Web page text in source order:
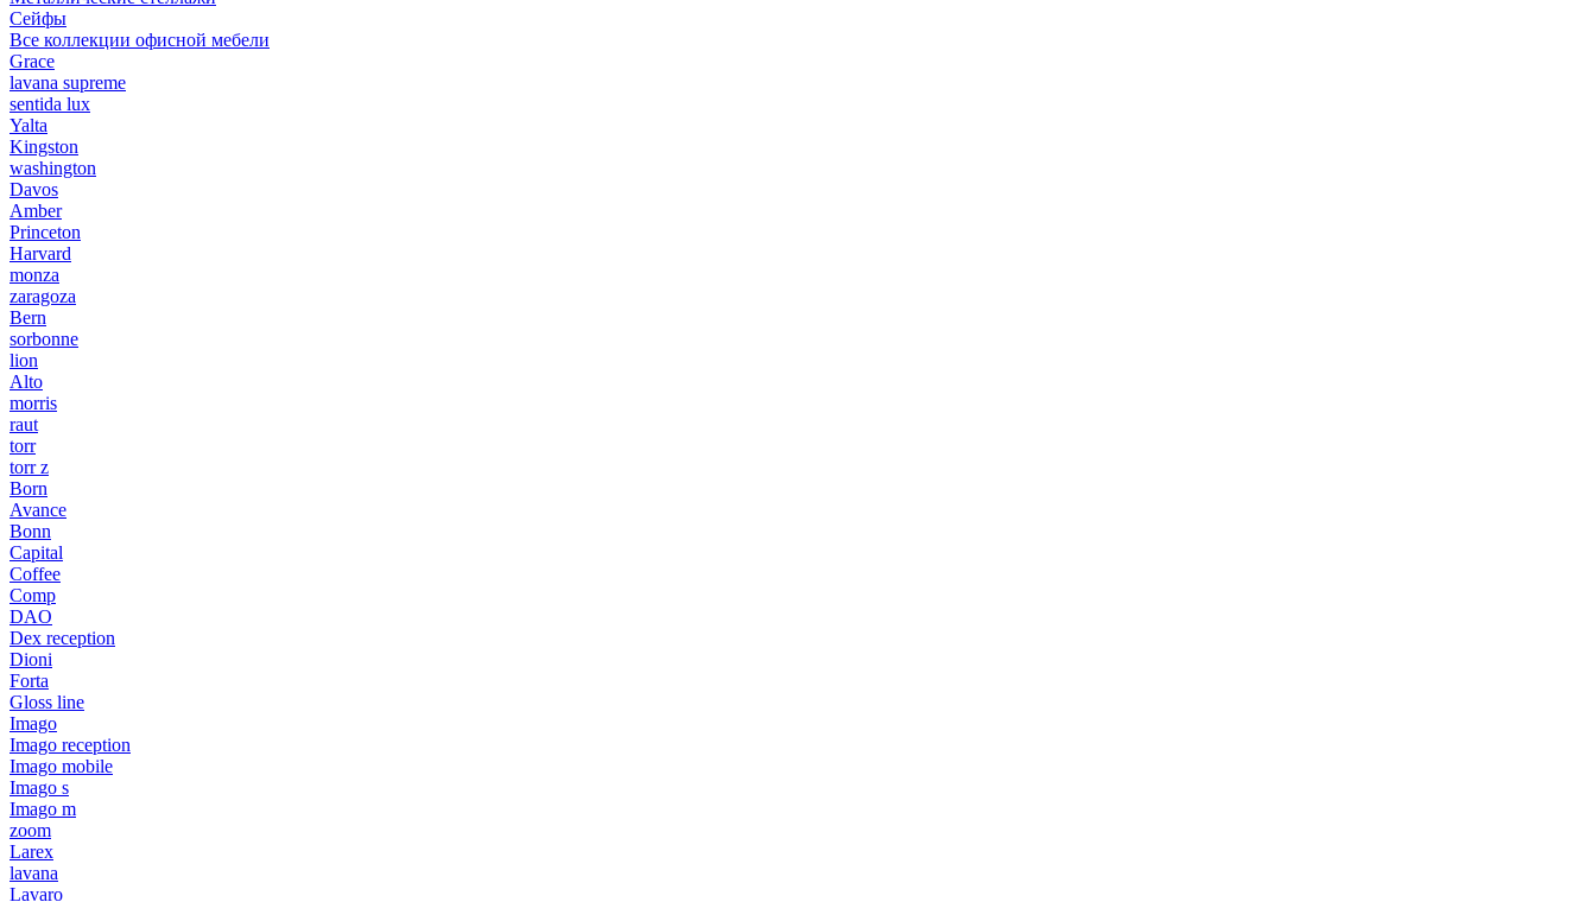
Сейфы
Все коллекции офисной мебели
Grace
lavana supreme
sentida lux
Yalta
Kingston
washington
Davos
Amber
Princeton
Harvard
monza
zaragoza
Bern
sorbonne
lion
Alto
morris
raut
torr
torr z
Born
Avance
Bonn
Capital
Coffee
Comp
DAO
Dex reception
Dioni
Forta
Gloss line
Imago
Imago reception
Imago mobile
Imago s
Imago m
zoom
Larex
lavana
Lavaro